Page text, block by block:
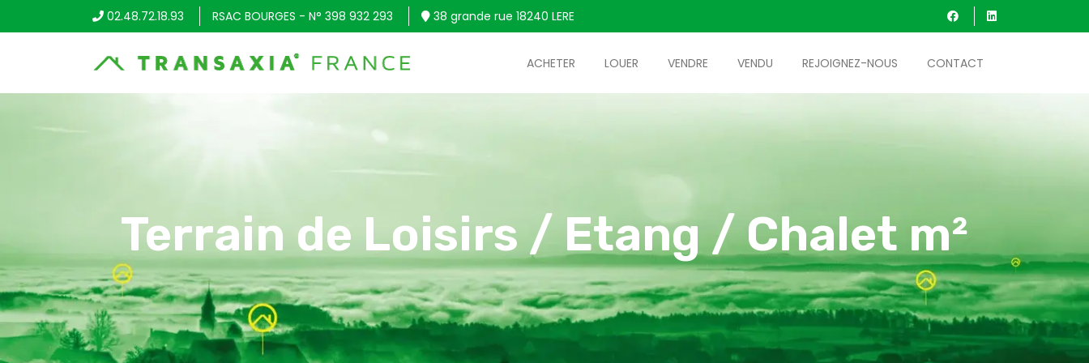
02.48.72.18.93 RSAC BOURGES - N° 398 932 293 38 grande rue 18240 LERE
ACHETER LOUER VENDRE VENDU REJOIGNEZ-NOUS CONTACT
Terrain de Loisirs / Etang / Chalet m²